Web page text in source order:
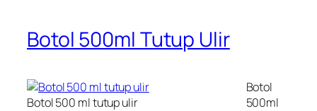
Botol 500ml Tutup Ulir
Botol 500 ml tutup ulir
Botol
500ml